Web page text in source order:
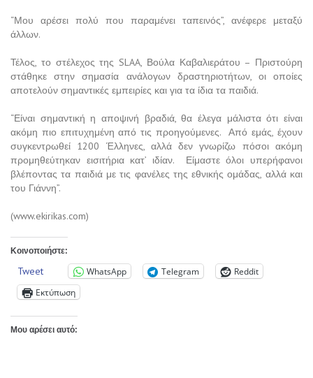
“Μου αρέσει πολύ που παραμένει ταπεινός”, ανέφερε μεταξύ
άλλων.
Τέλος, το στέλεχος της SLAA, Βούλα Καβαλιεράτου – Πριστούρη
στάθηκε στην σημασία ανάλογων δραστηριοτήτων, οι οποίες
αποτελούν σημαντικές εμπειρίες και για τα ίδια τα παιδιά.
“Είναι σημαντική η αποψινή βραδιά, θα έλεγα μάλιστα ότι είναι
ακόμη πιο επιτυχημένη από τις προηγούμενες. Από εμάς, έχουν
συγκεντρωθεί 1200 Έλληνες, αλλά δεν γνωρίζω πόσοι ακόμη
προμηθεύτηκαν εισιτήρια κατ’ ιδίαν. Είμαστε όλοι υπερήφανοι
βλέποντας τα παιδιά με τις φανέλες της εθνικής ομάδας, αλλά και
του Γιάννη”.
(www.ekirikas.com)
Κοινοποιήστε:
Tweet WhatsApp Telegram
Reddit
Εκτύπωση
Μου αρέσει αυτό: